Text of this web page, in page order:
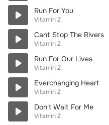
Run For You
Vitamin Z
Cant Stop The Rivers
Vitamin Z
Run For Our Lives
Vitamin Z
Everchanging Heart
Vitamin Z
Don't Wait For Me
Vitamin Z